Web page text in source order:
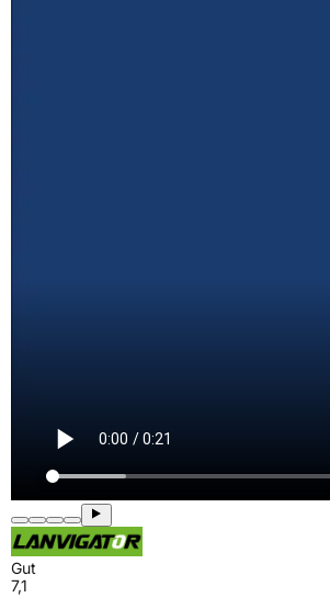
Gut
7,1